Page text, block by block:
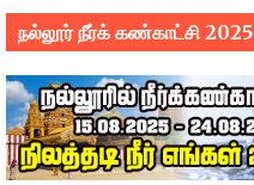
நல்லூர் நீர்க் கண்காட்சி 2025